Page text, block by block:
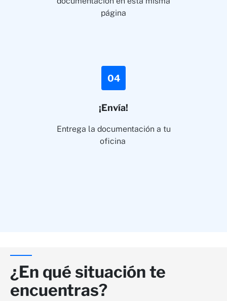
página
04
¡Envía!
Entrega la documentación a tu
oficina
¿En qué situación te
encuentras?